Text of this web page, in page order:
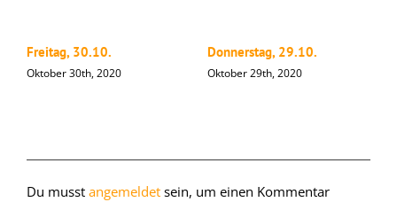
Freitag, 30.10.
Oktober 30th, 2020
Donnerstag, 29.10.
Oktober 29th, 2020
Du musst angemeldet sein, um einen Kommentar